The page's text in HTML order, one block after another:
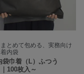
とめて包める、実務向け
内袋
袋巾着（L）ふつう
｜100枚入～